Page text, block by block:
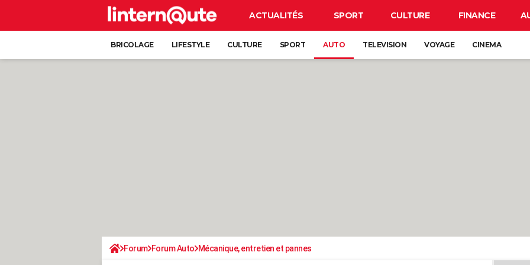
ACTUALITÉS SPORT CULTURE FINANCE
BRICOLAGE LIFESTYLE CULTURE SPORT AUTO TELEVISION VOYAGE CINEMA
Forum Forum Auto Mécanique, entretien et pannes